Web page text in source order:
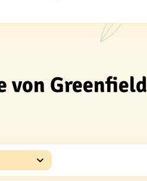
von Greenfield